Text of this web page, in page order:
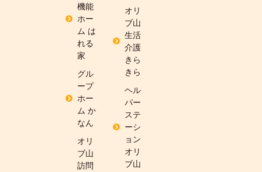
機能
ホー
ム は
れる
家
グル
ープ
ホー
ム か
なん
オリ
ブ山
訪問
オリ
ブ山
生活
介護
きら
きら
ヘル
パー
ステ
ーシ
ョン
オリ
ブ山